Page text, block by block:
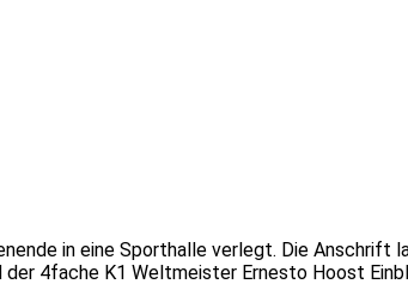
in eine Sporthalle verlegt. Die Anschrift
4fache K1 Weltmeister Ernesto Hoost